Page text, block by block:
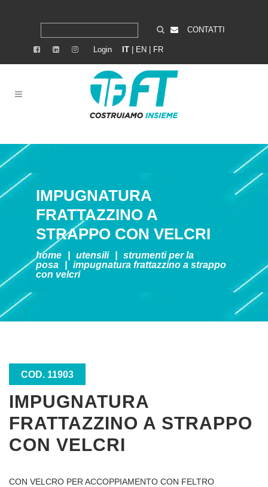
CONTATTI
Login IT EN FR
IMPUGNATURA
FRATTAZZINO A
STRAPPO CON VELCRI
home utensili
strumenti per la
posa
impugnatura frattazzino a strappo
con velcri
COD. 11903
IMPUGNATURA
FRATTAZZINO A STRAPPO
CON VELCRI
CON VELCRO PER ACCOPPIAMENTO CON FELTRO